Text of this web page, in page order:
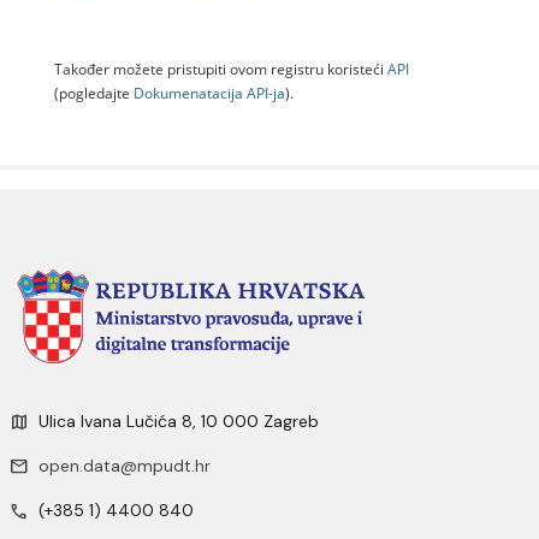
Također možete pristupiti ovom registru koristeći API
(pogledajte Dokumenаtаcijа API-jа).